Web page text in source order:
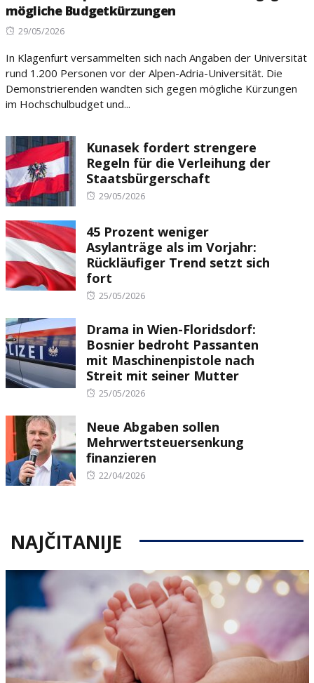
mögliche Budgetkürzungen
Posted
29/05/2026
In Klagenfurt versammelten sich nach Angaben der Universität
rund 1.200 Personen vor der Alpen-Adria-Universität. Die
Demonstrierenden wandten sich gegen mögliche Kürzungen
im Hochschulbudget und...
Kunasek fordert strengere
Regeln für die Verleihung der
Staatsbürgerschaft
Posted
29/05/2026
45 Prozent weniger
Asylanträge als im Vorjahr:
Rückläufiger Trend setzt sich
fort
Posted
25/05/2026
Drama in Wien-Floridsdorf:
Bosnier bedroht Passanten
mit Maschinenpistole nach
Streit mit seiner Mutter
Posted
25/05/2026
Neue Abgaben sollen
Mehrwertsteuersenkung
finanzieren
Posted
22/04/2026
NAJČITANIJE